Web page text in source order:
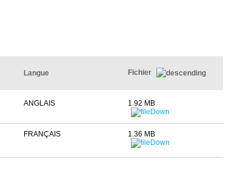
Langue Fichier
ANGLAIS 1.92 MB
FRANÇAIS 1.36 MB